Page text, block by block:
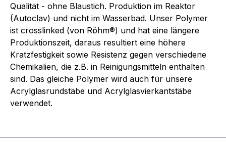
Qualität - ohne Blaustich. Produktion im Reaktor
(Autoclav) und nicht im Wasserbad. Unser Polymer
ist crosslinked (von Röhm®) und hat eine längere
Produktionszeit, daraus resultiert eine höhere
Kratzfestigkeit sowie Resistenz gegen verschiedene
Chemikalien, die z.B. in Reinigungsmitteln enthalten
sind. Das gleiche Polymer wird auch für unsere
Acrylglasrundstäbe und Acrylglasvierkantstäbe
verwendet.